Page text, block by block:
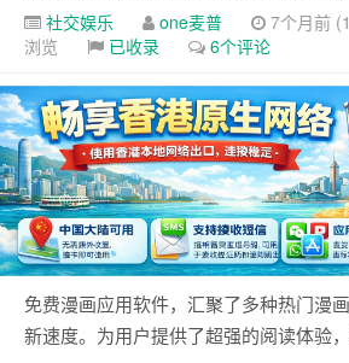
社交娱乐 one麦普 7个月前
浏览
已收录 6个评论
免费漫画应用软件，汇聚了多种热门漫
新速度。为用户提供了超强的阅读体验